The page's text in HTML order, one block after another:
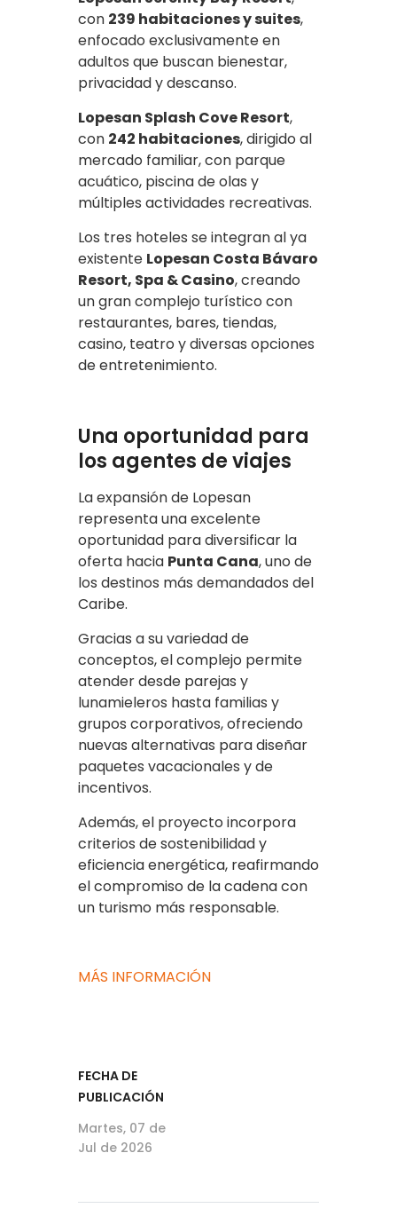
con 239 habitaciones y suites,
enfocado exclusivamente en
adultos que buscan bienestar,
privacidad y descanso.
Lopesan Splash Cove Resort,
con 242 habitaciones, dirigido al
mercado familiar, con parque
acuático, piscina de olas y
múltiples actividades recreativas.
Los tres hoteles se integran al ya
existente Lopesan Costa Bávaro
Resort, Spa & Casino, creando
un gran complejo turístico con
restaurantes, bares, tiendas,
casino, teatro y diversas opciones
de entretenimiento.
Una oportunidad para
los agentes de viajes
La expansión de Lopesan
representa una excelente
oportunidad para diversificar la
oferta hacia Punta Cana, uno de
los destinos más demandados del
Caribe.
Gracias a su variedad de
conceptos, el complejo permite
atender desde parejas y
lunamieleros hasta familias y
grupos corporativos, ofreciendo
nuevas alternativas para diseñar
paquetes vacacionales y de
incentivos.
Además, el proyecto incorpora
criterios de sostenibilidad y
eficiencia energética, reafirmando
el compromiso de la cadena con
un turismo más responsable.
MÁS INFORMACIÓN
FECHA DE
PUBLICACIÓN
Martes, 07 de
Jul de 2026